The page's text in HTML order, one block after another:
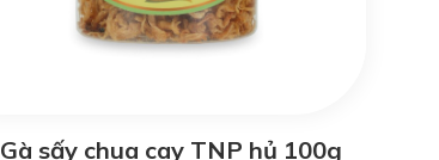
Gà sấy chua cay TNP hủ 100g